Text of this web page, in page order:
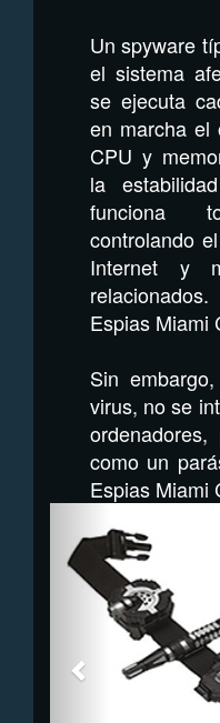
Un spyware
el sistema
se ejecuta
en marcha el
CPU y
la
funciona
controlando
Internet y
Espias Miami
Sin
virus, no se
como un
Espias Miami